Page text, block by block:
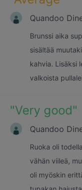
Quandoo
Brunssi aika
sisältää
kahvia. Lisäksi
valkoista
"Very good"
Quandoo
Ruoka oli
vähän viileä,
oli myöskin